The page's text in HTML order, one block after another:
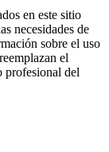
en este sitio
necesidades de
sobre el uso
el
profesional del